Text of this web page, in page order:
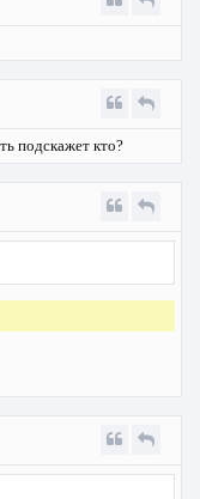
подскажет кто?